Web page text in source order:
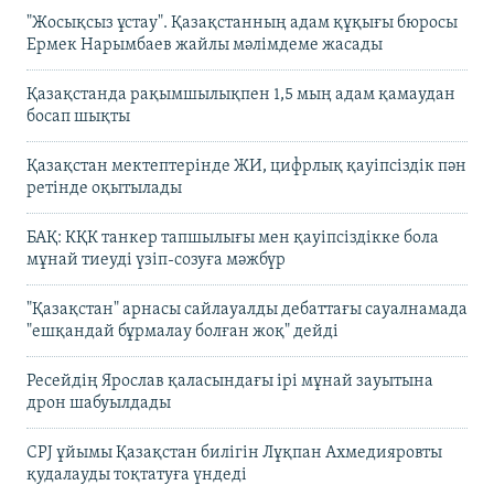
"Жосықсыз ұстау". Қазақстанның адам құқығы бюросы
Ермек Нарымбаев жайлы мәлімдеме жасады
Қазақстанда рақымшылықпен 1,5 мың адам қамаудан
босап шықты
Қазақстан мектептерінде ЖИ, цифрлық қауіпсіздік пән
ретінде оқытылады
БАҚ: КҚК танкер тапшылығы мен қауіпсіздікке бола
мұнай тиеуді үзіп-созуға мәжбүр
"Қазақстан" арнасы сайлауалды дебаттағы сауалнамада
"ешқандай бұрмалау болған жоқ" дейді
Ресейдің Ярослав қаласындағы ірі мұнай зауытына
дрон шабуылдады
CPJ ұйымы Қазақстан билігін Лұқпан Ахмедияровты
қудалауды тоқтатуға үндеді